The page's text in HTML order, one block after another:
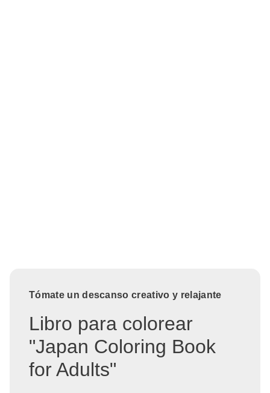
Tómate un descanso creativo y relajante
Libro para colorear
"Japan Coloring Book
for Adults"